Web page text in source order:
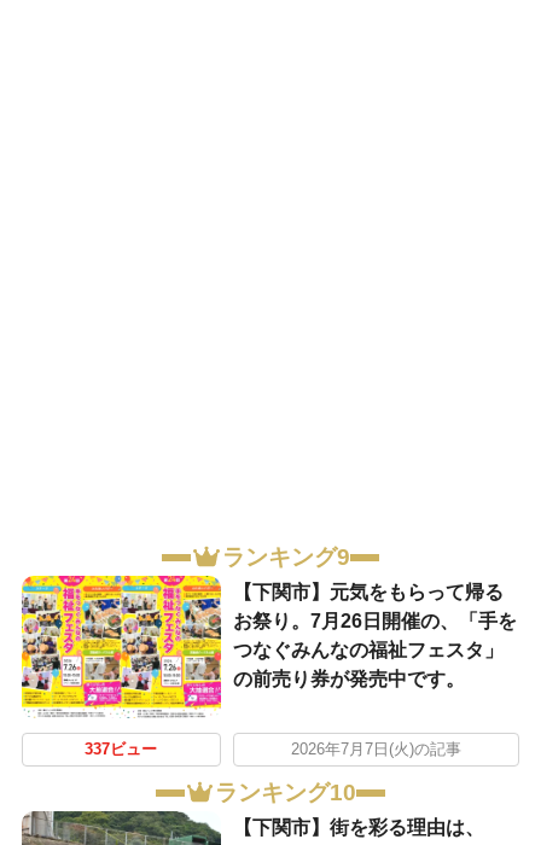
ランキング9
【下関市】元気をもらって帰る
お祭り。7月26日開催の、「手を
つなぐみんなの福祉フェスタ」
の前売り券が発売中です。
337ビュー 2026年7月7日(火)の記事
ランキング10
【下関市】街を彩る理由は、